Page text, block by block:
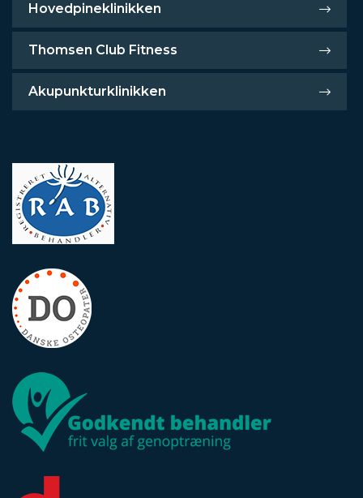
Hovedpineklinikken
Thomsen Club Fitness
Akupunkturklinikken